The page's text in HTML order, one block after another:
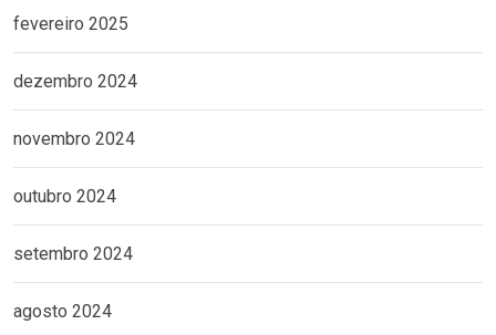
fevereiro 2025
dezembro 2024
novembro 2024
outubro 2024
setembro 2024
agosto 2024